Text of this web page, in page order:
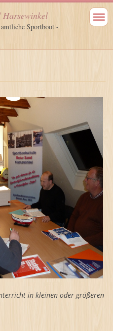
Harsewinkel
Sportboot -
in kleinen oder größeren